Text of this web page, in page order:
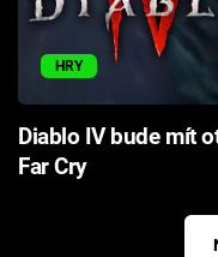
HRY
Diablo IV bude mít
Far Cry